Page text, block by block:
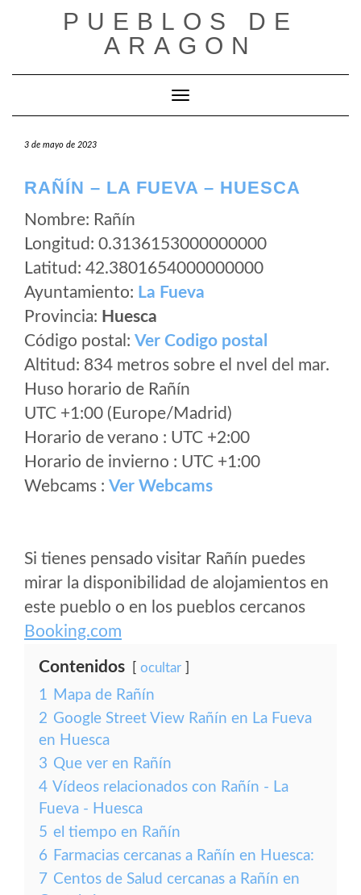
PUEBLOS DE
ARAGON
Cambiar modo de navegación
3 de mayo de 2023
RAÑÍN – LA FUEVA – HUESCA
Nombre: Rañín
Longitud: 0.3136153000000000
Latitud: 42.3801654000000000
Ayuntamiento: La Fueva
Provincia: Huesca
Código postal: Ver Codigo postal
Altitud: 834 metros sobre el nvel del mar.
Huso horario de Rañín
UTC +1:00 (Europe/Madrid)
Horario de verano : UTC +2:00
Horario de invierno : UTC +1:00
Webcams : Ver Webcams
Si tienes pensado visitar Rañín puedes
mirar la disponibilidad de alojamientos en
este pueblo o en los pueblos cercanos
Booking.com
Contenidos ocultar
1 Mapa de Rañín
2 Google Street View Rañín en La Fueva
en Huesca
3 Que ver en Rañín
4 Vídeos relacionados con Rañín - La
Fueva - Huesca
5 el tiempo en Rañín
6 Farmacias cercanas a Rañín en Huesca:
7 Centos de Salud cercanas a Rañín en